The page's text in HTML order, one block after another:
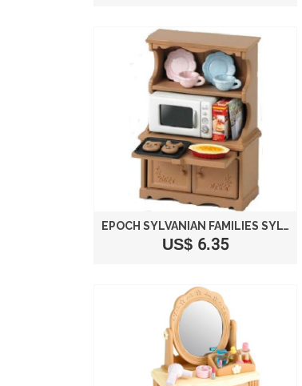
EPOCH SYLVANIAN FAMILIES SYLVANIAN FAMILY DOLL "KITCHEN CABINET & MICROWAVE SET KA-413"
US$ 6.35